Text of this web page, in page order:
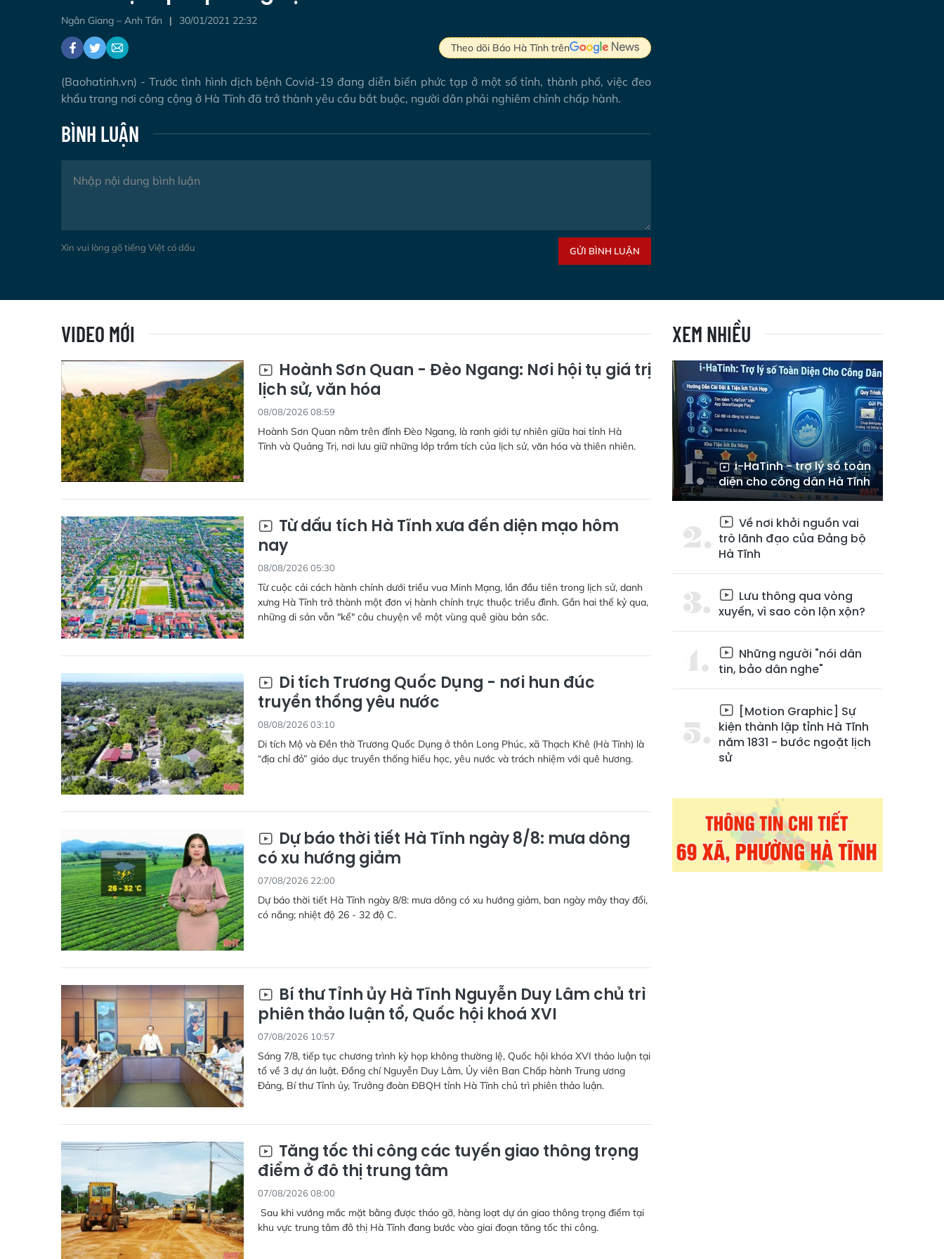
Ngân Giang – Anh Tấn 30/01/2021 22:32
Theo dõi Báo Hà Tĩnh trên
(Baohatinh.vn) - Trước tình hình dịch bệnh Covid-19 đang diễn biến phức tạp ở một số tỉnh, thành phố, việc đeo
khẩu trang nơi công cộng ở Hà Tĩnh đã trở thành yêu cầu bắt buộc, người dân phải nghiêm chỉnh chấp hành.
BÌNH LUẬN
Xin vui lòng gõ tiếng Việt có dấu GỬI BÌNH LUẬN
VIDEO MỚI
Hoành Sơn Quan - Đèo Ngang: Nơi hội tụ giá trị
lịch sử, văn hóa
08/08/2026 08:59
Hoành Sơn Quan nằm trên đỉnh Đèo Ngang, là ranh giới tự nhiên giữa hai tỉnh Hà
Tĩnh và Quảng Trị, nơi lưu giữ những lớp trầm tích của lịch sử, văn hóa và thiên nhiên.
Từ dấu tích Hà Tĩnh xưa đến diện mạo hôm
nay
08/08/2026 05:30
Từ cuộc cải cách hành chính dưới triều vua Minh Mạng, lần đầu tiên trong lịch sử, danh
xưng Hà Tĩnh trở thành một đơn vị hành chính trực thuộc triều đình. Gần hai thế kỷ qua,
những di sản vẫn "kể" câu chuyện về một vùng quê giàu bản sắc.
Di tích Trương Quốc Dụng - nơi hun đúc
truyền thống yêu nước
08/08/2026 03:10
Di tích Mộ và Đền thờ Trương Quốc Dụng ở thôn Long Phúc, xã Thạch Khê (Hà Tĩnh) là
“địa chỉ đỏ” giáo dục truyền thống hiếu học, yêu nước và trách nhiệm với quê hương.
Dự báo thời tiết Hà Tĩnh ngày 8/8: mưa dông
có xu hướng giảm
07/08/2026 22:00
Dự báo thời tiết Hà Tĩnh ngày 8/8: mưa dông có xu hướng giảm, ban ngày mây thay đổi,
có nắng; nhiệt độ 26 - 32 độ C.
Bí thư Tỉnh ủy Hà Tĩnh Nguyễn Duy Lâm chủ trì
phiên thảo luận tổ, Quốc hội khoá XVI
07/08/2026 10:57
Sáng 7/8, tiếp tục chương trình kỳ họp không thường lệ, Quốc hội khóa XVI thảo luận tại
tổ về 3 dự án luật. Đồng chí Nguyễn Duy Lâm, Ủy viên Ban Chấp hành Trung ương
Đảng, Bí thư Tỉnh ủy, Trưởng đoàn ĐBQH tỉnh Hà Tĩnh chủ trì phiên thảo luận.
Tăng tốc thi công các tuyến giao thông trọng
điểm ở đô thị trung tâm
07/08/2026 08:00
Sau khi vướng mắc mặt bằng được tháo gỡ, hàng loạt dự án giao thông trọng điểm tại
khu vực trung tâm đô thị Hà Tĩnh đang bước vào giai đoạn tăng tốc thi công.
XEM NHIỀU
i-HaTinh - trợ lý số toàn
diện cho công dân Hà Tĩnh
Về nơi khởi nguồn vai
trò lãnh đạo của Đảng bộ
Hà Tĩnh
Lưu thông qua vòng
xuyến, vì sao còn lộn xộn?
Những người "nói dân
tin, bảo dân nghe"
[Motion Graphic] Sự
kiện thành lập tỉnh Hà Tĩnh
năm 1831 - bước ngoặt lịch
sử